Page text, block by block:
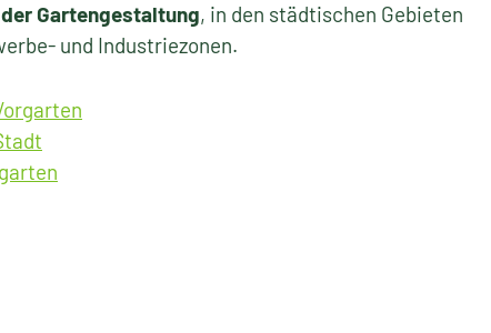
Gartengestaltung, in den städtischen Gebieten
und Industriezonen.